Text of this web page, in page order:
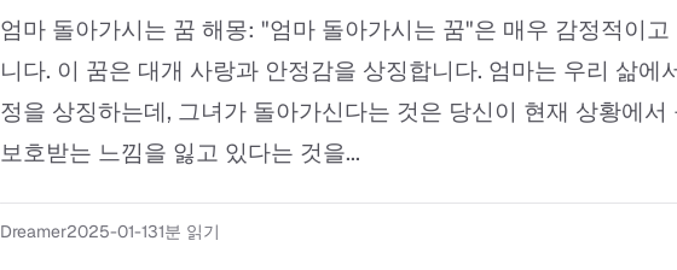
엄마 돌아가시는 꿈 해몽: "엄마 돌아가시는 꿈"은 매우 감정적이
니다. 이 꿈은 대개 사랑과 안정감을 상징합니다. 엄마는 우리 삶에
정을 상징하는데, 그녀가 돌아가신다는 것은 당신이 현재 상황에서
보호받는 느낌을 잃고 있다는 것을...
Dreamer2025-01-131분 읽기